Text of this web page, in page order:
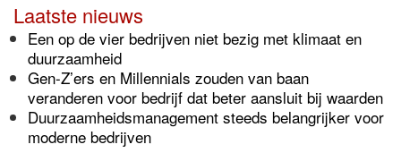
Laatste nieuws
Een op de vier bedrijven niet bezig met klimaat en
duurzaamheid
Gen-Z’ers en Millennials zouden van baan
veranderen voor bedrijf dat beter aansluit bij waarden
Duurzaamheidsmanagement steeds belangrijker voor
moderne bedrijven